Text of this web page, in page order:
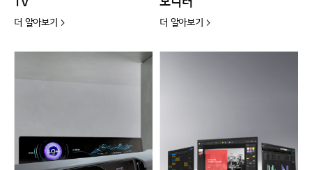
TV
더 알아보기 >
모니터
더 알아보기 >